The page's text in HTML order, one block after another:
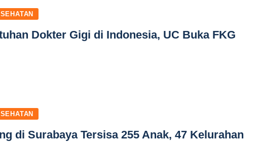
Dokter Gigi di Indonesia, UC Buka FKG
di Surabaya Tersisa 255 Anak, 47 Kelurahan